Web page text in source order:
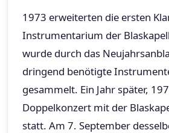
1973 erweiterten die ersten
Instrumentarium der
wurde durch das
dringend benötigte
gesammelt. Ein Jahr später,
Doppelkonzert mit der
statt. Am 7. September